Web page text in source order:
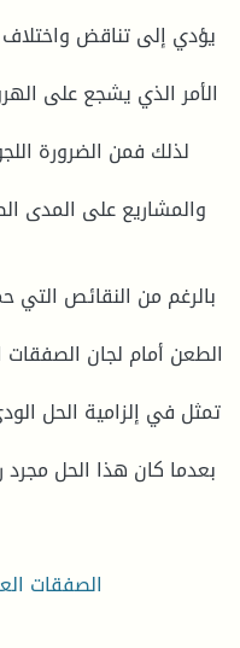
يؤدي إلى تناقض
الأمر الذي يشجع على
لذلك فمن الضرورة
والمشاريع على المدى
الطعن أمام لجان الصفقات
تمثل في إلزامية الحل
الصفقات